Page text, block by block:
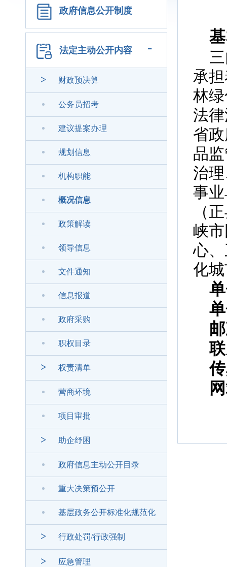
政府信息公开制度
法定主动公开内容 -
> 财政预决算
公务员招考
建议提案办理
规划信息
机构职能
概况信息
政策解读
领导信息
文件通知
信息报道
政府采购
职权目录
> 权责清单
营商环境
项目审批
> 助企纾困
政府信息主动公开目录
重大决策预公开
基层政务公开标准化规范化
> 行政处罚/行政强制
> 应急管理
承
林
法
省
品
治
事
（
峡
心
化